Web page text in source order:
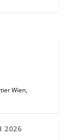
Wien,
2026